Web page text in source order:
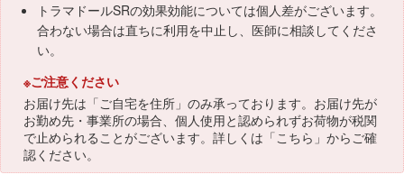
トラマドールSRの効果効能については個人差がございます。
合わない場合は直ちに利用を中止し、医師に相談してくださ
い。
※ご注意ください
お届け先は「ご自宅を住所」のみ承っております。お届け先が
お勤め先・事業所の場合、個人使用と認められずお荷物が税関
で止められることがございます。詳しくは「こちら 」からご確
認ください。